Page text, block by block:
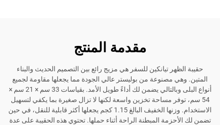
مقدمة المنتج
تيانكين للسفر هي مزيج رائع بين التصميم الحديث والبناء
مصنوعة من بوليستر عالي الجودة مما يجعلها مقاومة لجميع
أنواع البلى وبالتالي يضمن لك أداءً طويل الأمد. بقياسات 33 سم × 21 سم ×
مساحة تخزين واسعة لكنها لا تزال صغيرة بما يكفي لتسهيل
الاستخدام. وزنها الخفيف البالغ 1.15 كجم يجعلها أكثر قابلية للنقل، في حين
المبطنة الراحة أثناء حملها. تحتوي هذه الحقيبة على عدة